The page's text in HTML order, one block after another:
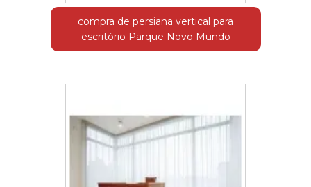
compra de persiana vertical para
escritório Parque Novo Mundo